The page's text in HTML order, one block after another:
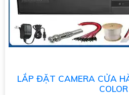
LẮP ĐẶT CAMERA CỬA
COLOR